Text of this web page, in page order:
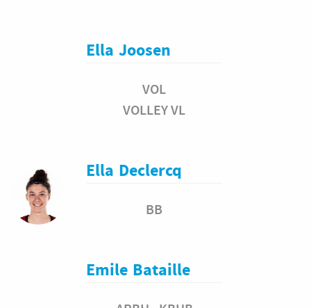
Ella Joosen
VOL
VOLLEY VL
Ella Declercq
BB
Emile Bataille